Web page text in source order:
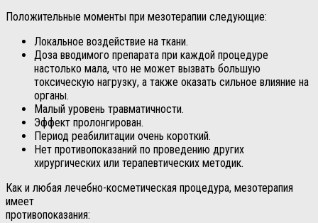
Положительные моменты при мезотерапии следующие:
Локальное воздействие на ткани.
Доза вводимого препарата при каждой процедуре
настолько мала, что не может вызвать большую
токсическую нагрузку, а также оказать сильное влияние на
органы.
Малый уровень травматичности.
Эффект пролонгирован.
Период реабилитации очень короткий.
Нет противопоказаний по проведению других
хирургических или терапевтических методик.
Как и любая лечебно-косметическая процедура, мезотерапия
имеет
противопоказания: